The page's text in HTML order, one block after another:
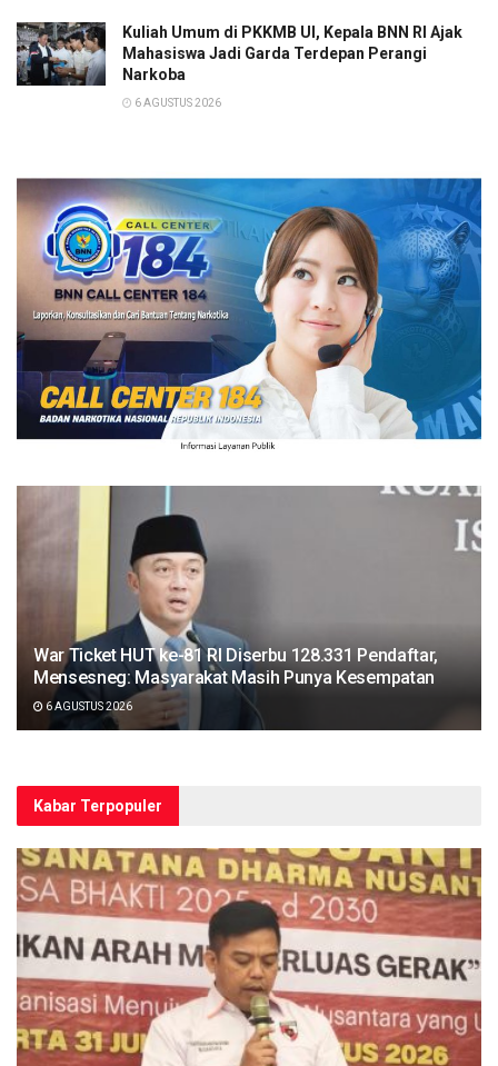
Kuliah Umum di PKKMB UI, Kepala BNN RI Ajak
Mahasiswa Jadi Garda Terdepan Perangi
Narkoba
6 AGUSTUS 2026
War Ticket HUT ke-81 RI Diserbu 128.331 Pendaftar,
Mensesneg: Masyarakat Masih Punya Kesempatan
6 AGUSTUS 2026
Kabar Terpopuler